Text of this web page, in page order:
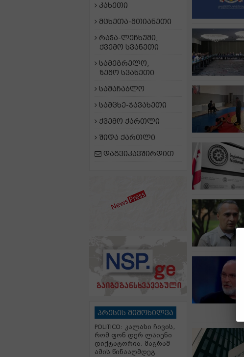
კახეთი
მცხეთა-მთიანეთი
რაჭა-ლეჩხუმი,
ქვემო სვანეთი
სამეგრელო,
ზემო სვანეთი
სამაჩაბლო
სამცხე-ჯავახეთი
ქვემო ქართლი
შიდა ქართლი
დაგვიკავშირდით
პრესის მიმოხილვა
POLITICO: კალასი ჩივის,
რომ ფონ დერ ლაიენი
დიქტატორია, მაგრამ
ამის წინააღმდეგ